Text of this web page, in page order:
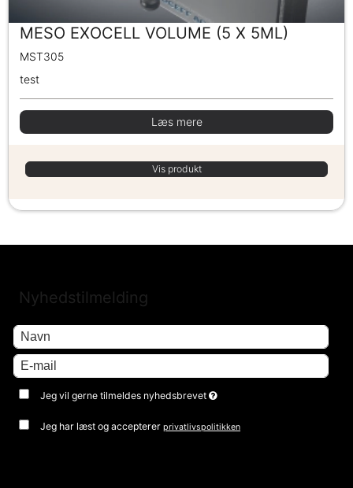
MESO EXOCELL VOLUME (5 X 5ML)
MST305
test
Læs mere
Vis produkt
Nyhedstilmelding
Jeg vil gerne tilmeldes nyhedsbrevet
Jeg har læst og acceptererprivatlivspolitikken